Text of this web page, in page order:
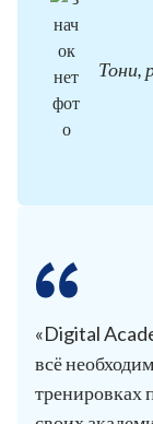
Тони,
«Digital
всё
тренировках